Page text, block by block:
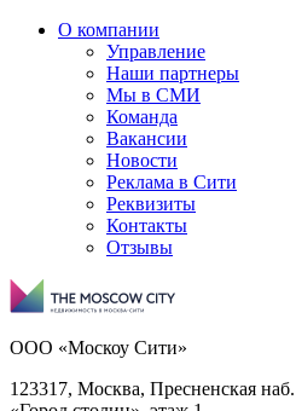
О компании
Управление
Наши партнеры
Мы в СМИ
Команда
Вакансии
Новости
Реклама в Сити
Реквизиты
Контакты
Отзывы
ООО «Москоу Сити»
123317, Москва, Пресненская